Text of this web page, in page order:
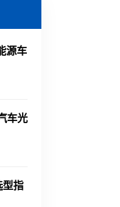
源车
车光
型指